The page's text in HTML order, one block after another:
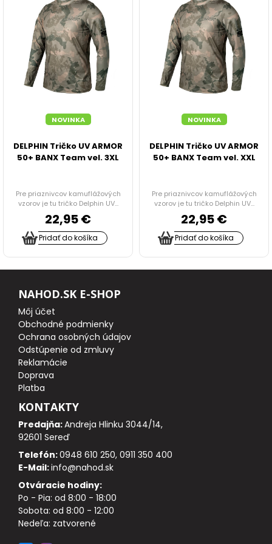
NOVINKA
DELPHIN Tričko UV ARMOR
50+ BANX Team vel. 3XL
Pre priaznivcov kamuflážových
vzorov je tu tričko Delphin UV...
22,95 €
Pridať do košíka
NOVINKA
DELPHIN Tričko UV ARMOR
50+ BANX Team vel. XXL
Pre priaznivcov kamuflážových
vzorov je tu tričko Delphin UV...
22,95 €
Pridať do košíka
NAHOD.SK E-SHOP
Môj účet
Obchodné podmienky
Ochrana osobných údajov
Odstúpenie od zmluvy
Reklamácie
Doprava
Platba
KONTAKTY
Predajňa:Andreja Hlinku 3044/14,
92601 Sereď
Telefón:0948 610 250, 0911 350 400
E-Mail:info@nahod.sk
Otváracie hodiny:
Po - Pia: od 8:00 - 18:00
Sobota: od 8:00 - 12:00
Nedeľa: zatvorené
STOLÍKY DO BIVAKU
PRÍPRAVA JEDLA, NÁDOBY, OHREVY, CHLADNIČKY
TERMO A JEDÁLENSKÉ TAŠKY
ODPUDZOVAČE HMYZU
VOZÍKY
RYBÁRSKE DOPLNKY
HYGIENA
STOJANY A HLÁSIČE
STOJANY
VIDLIČKY, ZAVRTÁVAČKY
ROHATINKY, KONCOVKY, PODPERY
HLÁSIČE
SADY SIGNALIZÁTOROV
SWINGRE A ČÍHATKA